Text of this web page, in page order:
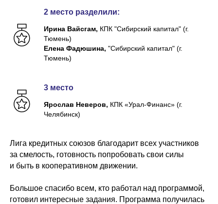
2 место разделили:
Ирина Вайсгам, КПК "Сибирский капитал" (г.
Тюмень)
Елена Фадюшина, "Сибирский капитал" (г.
Тюмень)
3 место
Ярослав Неверов, КПК «Урал-Финанс» (г.
Челябинск)
Лига кредитных союзов благодарит всех участников
за смелость, готовность попробовать свои силы
и быть в кооперативном движении.
Большое спасибо всем, кто работал над программой,
готовил интересные задания. Программа получилась